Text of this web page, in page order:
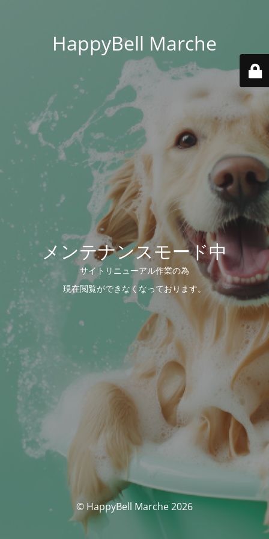
HappyBell Marche
メンテナンスモード中
サイトリニューアル作業の為
現在閲覧ができなくなっております。
© HappyBell Marche 2026